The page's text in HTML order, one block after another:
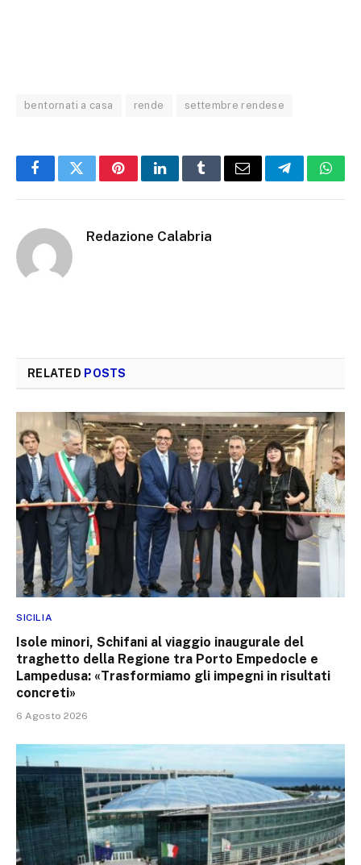
bentornati a casa rende settembre rendese
FacebookTwitterPinterestLinkedInTumblrEmail Telegram
Redazione Calabria
RELATED POSTS
SICILIA
Isole minori, Schifani al viaggio inaugurale del
traghetto della Regione tra Porto Empedocle e
Lampedusa: «Trasformiamo gli impegni in risultati
concreti»
6 Agosto 2026